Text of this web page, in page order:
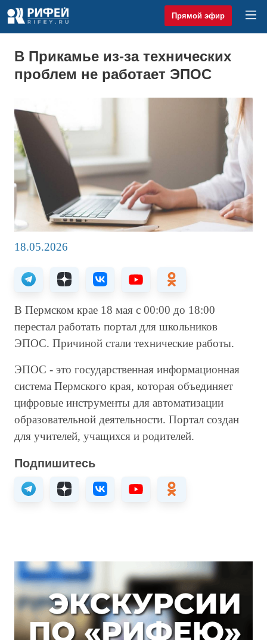
Прямой эфир
В Прикамье из-за технических
проблем не работает ЭПОС
18.05.2026
В Пермском крае 18 мая с 00:00 до 18:00
перестал работать портал для школьников
ЭПОС. Причиной стали технические работы.
ЭПОС - это государственная информационная
система Пермского края, которая объединяет
цифровые инструменты для автоматизации
образовательной деятельности. Портал создан
для учителей, учащихся и родителей.
Подпишитесь